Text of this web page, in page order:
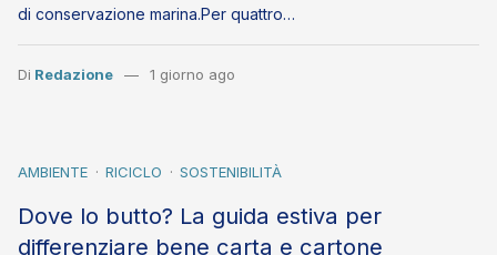
di conservazione marina.Per quattro…
Di Redazione 1 giorno ago
AMBIENTE RICICLO SOSTENIBILITÀ
Dove lo butto? La guida estiva per
differenziare bene carta e cartone